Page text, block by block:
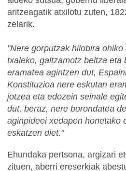
aritzeagatik atxilotu zuten,
zelarik.
"Nere gorputzak hilobira ohiko
txaleko, galtzamotz beltza eta
eramatea agintzen dut,
Konstituzioa nere eskutan
jotzea eta edozein seinale
dut, beraz, nere borondatea
aginpideei xedapen honetako
eskatzen diet."
Ehundaka pertsona, argizari
zituen, aberri ereserkiak